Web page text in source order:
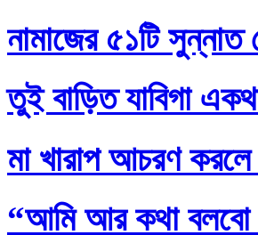
নামাজের ৫১টি সুন্নাত
তুই বাড়িত যাবিগা
মা খারাপ আচরণ
“আমি আর কথা বলবো